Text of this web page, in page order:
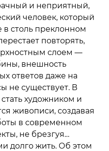
и неприятный,
человек, который
в столь преклонном
повторять,
слоем —
внешность
ответов даже на
не существует. В
художником и
живописи, создавая
в современном
не брезгуя…
долго жить. Об этом